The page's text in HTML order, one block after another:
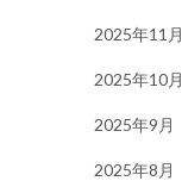
2025年11月
2025年10月
2025年9月
2025年8月